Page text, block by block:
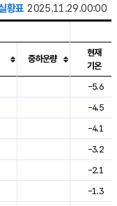
황표 2025.11.29.00:00
람, 기압등을 안내한 표입
중하운량
현재
기온
-5.6
-4.5
-4.1
-3.2
-2.1
-1.3